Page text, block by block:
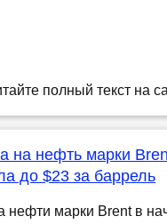
полный текст на
на нефть марки
до $23 за баррель
нефти марки Brent в